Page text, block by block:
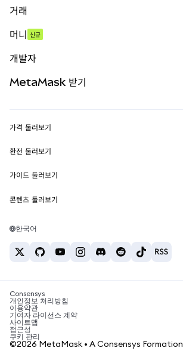
거래
무기한 선물
실물자산
머니 신규
개발자
MetaMask Connect
Snaps
웹3 서비스
MetaMask 받기
보안
고객 지원
채용
가격 둘러보기
이더리움 가격
솔라나 가격
테더 가격
환전 둘러보기
ETH를 USD로 환전
USDT를 INR로 환전
BTC를 INR로 환전
ETH를 USDT로 환전
가이드 둘러보기
ETH 매수
USDT 매수
SHIB 매수
BNB 매수
콘텐츠 둘러보기
솔라나 지갑
암호화폐 세금 뉴스
암호화폐 매수 방법
비트코인 매도 방법
한국어
Consensys
개인정보 처리방침
이용약관
기여자 라이선스 계약
사이트맵
접근성
쿠키 관리
©2026 MetaMask • A Consensys Formation